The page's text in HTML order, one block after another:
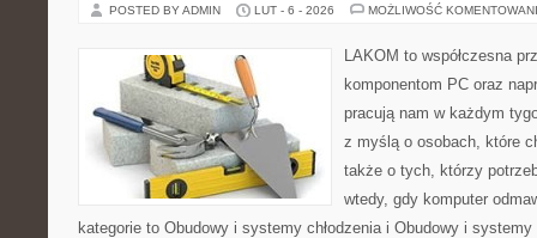
POSTED BY ADMIN LUT - 6 - 2026 MOŻLIWOŚĆ
LAKOM to współczesna
komponentom PC oraz
pracują nam w każdym
z myślą o osobach, które
także o tych, którzy
wtedy, gdy komputer
kategorie to Obudowy i systemy chłodzenia i Obudowy i